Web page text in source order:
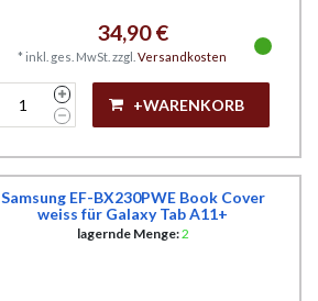
34,90 €
* inkl. ges. MwSt. zzgl. Versandkosten
+WARENKORB
Samsung EF-BX230PWE Book Cover
weiss für Galaxy Tab A11+
lagernde Menge:2